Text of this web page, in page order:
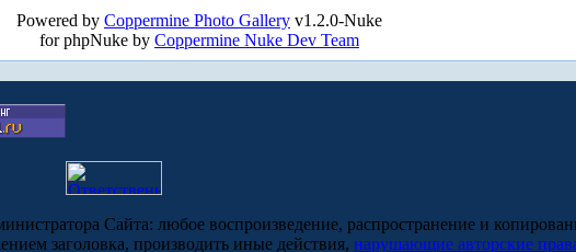
Powered by Coppermine Photo Gallery v1.2.0-Nuke
for phpNuke by Coppermine Nuke Dev Team
Сайта: любое воспроизведение, распространение и
заголовка, производить иные действия, нарушающие авторские